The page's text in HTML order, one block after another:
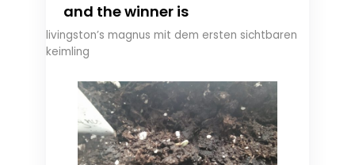
and the winner is
livingston’s magnus mit dem ersten sichtbaren
keimling